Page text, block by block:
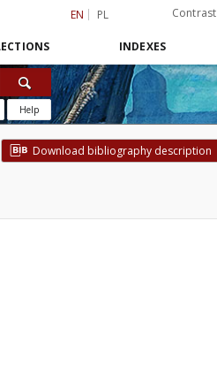
EN PL Contrast
INDEXES
Help
Download bibliography description